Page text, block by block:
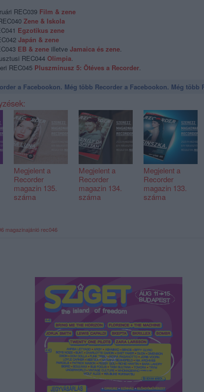
REC039 Film & zene
Zene & Iskola
Egzotikus zene
Japán & zene
EB & zene illetve Jamaica és zene.
REC044 Olimpia.
REC045 Pluszmínusz 5: Ötéves a Recorder.
a Facebookon. Még több Recorder a Facebookon. Még több
Megjelent a
Recorder
magazin 135.
száma
Megjelent a
Recorder
magazin 134.
száma
Megjelent a
Recorder
magazin 133.
száma
magazinajánló rec046